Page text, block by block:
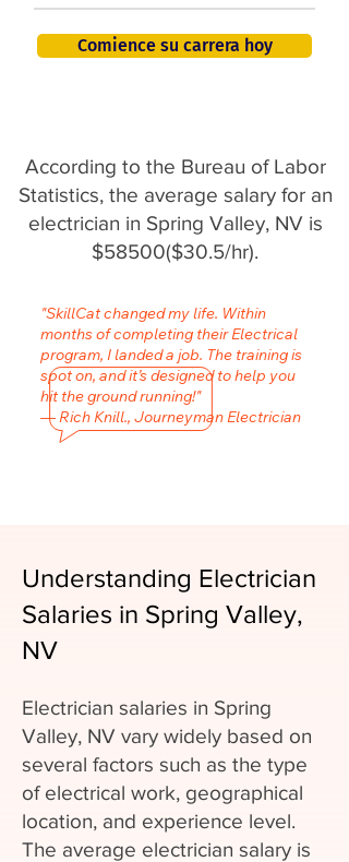
Comience su carrera hoy
According to the Bureau of Labor
Statistics, the average salary for an
electrician in Spring Valley, NV is
$58500($30.5/hr).
"SkillCat changed my life. Within
months of completing their Electrical
program, I landed a job. The training is
spot on, and it’s designed to help you
hit the ground running!"
— Rich Knill., Journeyman Electrician
Understanding Electrician
Salaries in Spring Valley,
NV
Electrician salaries in Spring
Valley, NV vary widely based on
several factors such as the type
of electrical work, geographical
location, and experience level.
The average electrician salary is